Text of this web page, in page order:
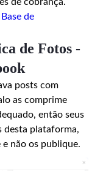
de cobrança.
de
de Fotos -
posts com
as comprime
então seus
desta plataforma,
não os publique.